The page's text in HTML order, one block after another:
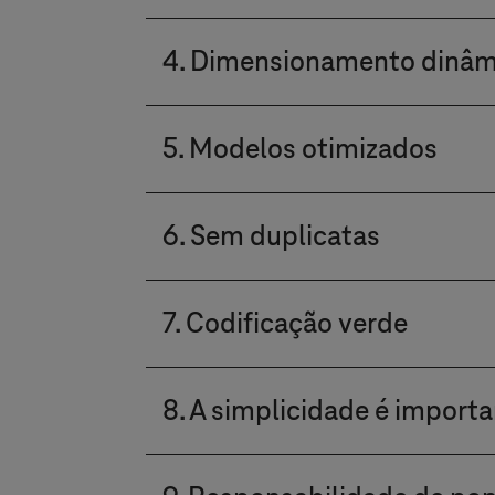
significativamente o consumo
a base para decisões bem
outro mais eficiente.
4. Dimensionamento
quando e na medida em que
energia desnecessariamente,
5. Modelos otimizados
modelos universais de
apenas o que é realmente
6. Sem duplicatas
apenas economiza energia,
7. Codificação verde
de computação e acesso a
consumo de energia e na
8. A simplicidade é